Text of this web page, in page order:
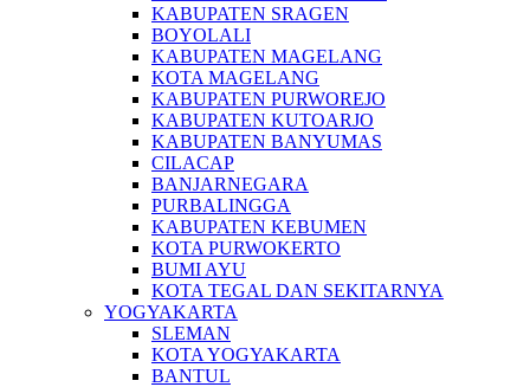
KABUPATEN SRAGEN
BOYOLALI
KABUPATEN MAGELANG
KOTA MAGELANG
KABUPATEN PURWOREJO
KABUPATEN KUTOARJO
KABUPATEN BANYUMAS
CILACAP
BANJARNEGARA
PURBALINGGA
KABUPATEN KEBUMEN
KOTA PURWOKERTO
BUMI AYU
KOTA TEGAL DAN SEKITARNYA
YOGYAKARTA
SLEMAN
KOTA YOGYAKARTA
BANTUL